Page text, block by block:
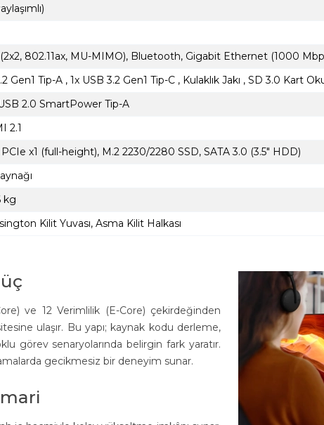
802.11ax, MU-MIMO), Bluetooth, Gigabit Ethernet (1000
Gen1 Tip-A , 1x USB 3.2 Gen1 Tip-C , Kulaklık Jakı , SD 3.0 Kart
2.0 SmartPower Tip-A
2.1
x1 (full-height), M.2 2230/2280 SSD, SATA 3.0 (3.5" HDD)
kg
Kilit Yuvası, Asma Kilit Halkası
ve 12 Verimlilik (E-Core) çekirdeğinden
ulaşır. Bu yapı; kaynak kodu derleme,
görev senaryolarında belirgin fark yaratır.
gecikmesiz bir deneyim sunar.